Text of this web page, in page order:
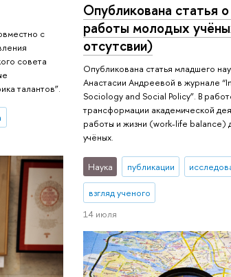
с
совета
талантов”.
Опубликована статья
работы молодых
отсутсвии)
Опубликована статья младшего
Анастасии Андреевой в журнале
Sociology and Social Policy”. В
трансформации академической
работы и жизни (work-life balance)
учёных.
Наука публикации
взгляд ученого
14 июля